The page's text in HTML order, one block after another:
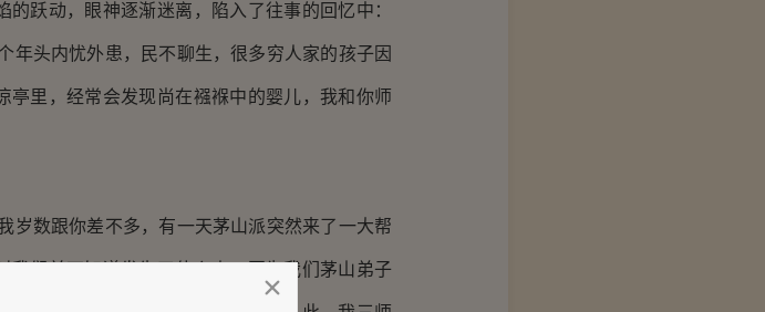
跃动，眼神逐渐迷离，陷入了往事的回忆中：
年头内忧外患，民不聊生，很多穷人家的孩子因
亭里，经常会发现尚在襁褓中的婴儿，我和你师
数跟你差不多，有一天茅山派突然来了一大帮
我们并不知道发生了什么事，因为我们茅山弟子